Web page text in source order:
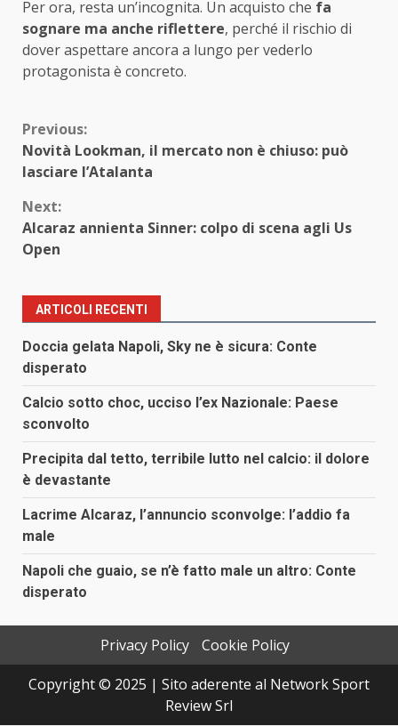
Per ora, resta un’incognita. Un acquisto che fa
sognare ma anche riflettere, perché il rischio di
dover aspettare ancora a lungo per vederlo
protagonista è concreto.
Continue
Reading
Previous:
Novità Lookman, il mercato non è chiuso: può
lasciare l’Atalanta
Next:
Alcaraz annienta Sinner: colpo di scena agli Us
Open
ARTICOLI RECENTI
Doccia gelata Napoli, Sky ne è sicura: Conte
disperato
Calcio sotto choc, ucciso l’ex Nazionale: Paese
sconvolto
Precipita dal tetto, terribile lutto nel calcio: il dolore
è devastante
Lacrime Alcaraz, l’annuncio sconvolge: l’addio fa
male
Napoli che guaio, se n’è fatto male un altro: Conte
disperato
Privacy Policy
Cookie Policy
Copyright © 2025 | Sito aderente al Network Sport
Review Srl